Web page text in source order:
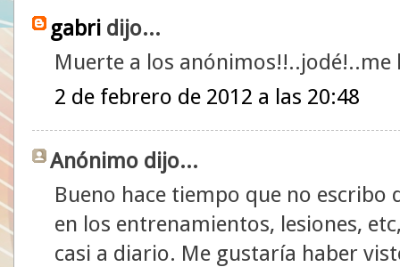
gabri dijo...
Muerte a los anónimos!!..jodé!..me
2 de febrero de 2012 a las 20:48
Anónimo dijo...
Bueno hace tiempo que no
en los entrenamientos, lesiones,
casi a diario. Me gustaría haber